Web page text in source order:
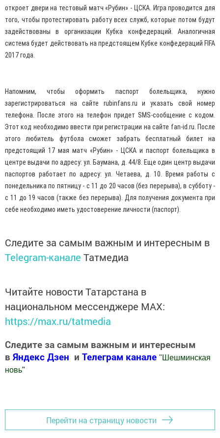
откроет двери на тестовый матч «Рубин» - ЦСКА. Игра проводится для
того, чтобы протестировать работу всех служб, которые потом будут
задействованы в организации Кубка конфедераций. Аналогичная
система будет действовать на предстоящем Кубке конфедераций FIFA
2017 года.
Напомним, чтобы оформить паспорт болельщика, нужно
зарегистрироваться на сайте rubinfans.ru и указать свой номер
телефона. После этого на телефон придет SMS-сообщение с кодом.
Этот код необходимо ввести при регистрации на сайте fan-id.ru. После
этого любитель футбола сможет забрать бесплатный билет на
предстоящий 17 мая матч «Рубин» - ЦСКА и паспорт болельщика в
центре выдачи по адресу: ул. Баумана, д. 44/8. Еще один центр выдачи
паспортов работает по адресу: ул. Четаева, д. 10. Время работы с
понедельника по пятницу - с 11 до 20 часов (без перерыва), в субботу -
с 11 до 19 часов (также без перерыва). Для получения документа при
себе необходимо иметь удостоверение личности (паспорт).
Следите за самым важным и интересным в
Telegram-канале Татмедиа
Читайте новости Татарстана в
национальном мессенджере MАХ:
https://max.ru/tatmedia
Следите за самым важным и интересным
в Яндекс Дзен и Телеграм канале " Шешминская
новь"
Перейти на страницу новости